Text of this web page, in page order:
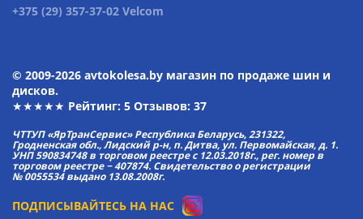
+375 (29) 357-37-02 Velcom
© 2009-2026 avtokolesa.by магазин по продаже шин и
дисков.
★★★★★ Рейтинг: 5 Отзывов: 37
ЧТТУП «ЯрТранСервис» Республика Беларусь, 231322,
Гродненская обл., Лидский р-н, п. Дитва, ул. Первомайская, д. 1.
УНП 590834748 в торговом реестре с 12.03.2018г., рег. номер в
торговом реестре − 407874. Свидетельство о регистрации
№ 0055534 выдано 13.08.2008г.
ПОДПИСЫВАЙТЕСЬ НА НАС